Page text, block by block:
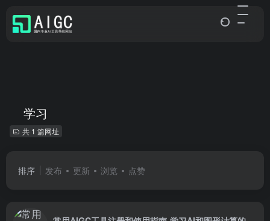
学习
共 1 篇网址
排序 发布 更新 浏览 点赞